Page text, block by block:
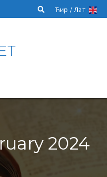
Ћир /Лат
2024